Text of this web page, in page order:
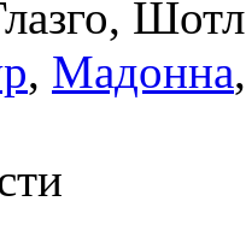
, Мадонна